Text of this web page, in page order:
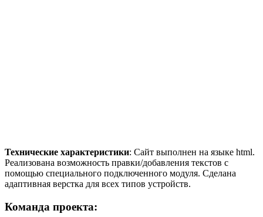
Технические характеристики: Сайт выполнен на языке html.
Реализована возможность правки/добавления текстов с
помощью специального подключенного модуля. Сделана
адаптивная верстка для всех типов устройств.
Команда проекта: